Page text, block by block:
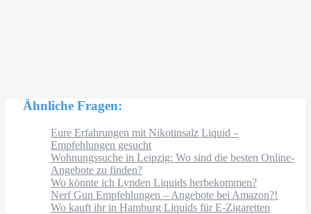
Ähnliche Fragen:
Eure Erfahrungen mit Nikotinsalz Liquid –
Empfehlungen gesucht
Wohnungssuche in Leipzig: Wo sind die besten Online-
Angebote zu finden?
Wo könnte ich Lynden Liquids herbekommen?
Nerf Gun Empfehlungen – Angebote bei Amazon?!
Wo kauft ihr in Hamburg Liquids für E-Zigaretten